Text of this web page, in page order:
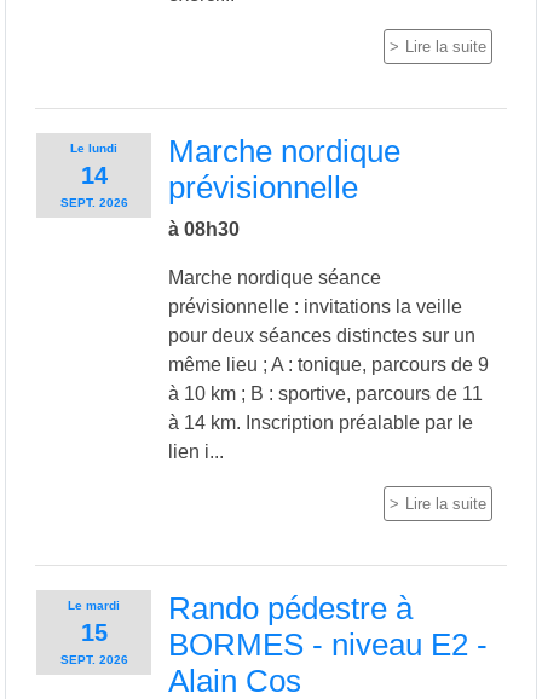
Lire la suite
Lelundi
14
SEPT. 2026
Marche nordique
prévisionnelle
à 08h30
Marche nordique séance
prévisionnelle : invitations la veille
pour deux séances distinctes sur un
même lieu ; A : tonique, parcours de 9
à 10 km ; B : sportive, parcours de 11
à 14 km. Inscription préalable par le
lien i...
Lire la suite
Lemardi
15
SEPT. 2026
Rando pédestre à
BORMES - niveau E2 -
Alain Cos